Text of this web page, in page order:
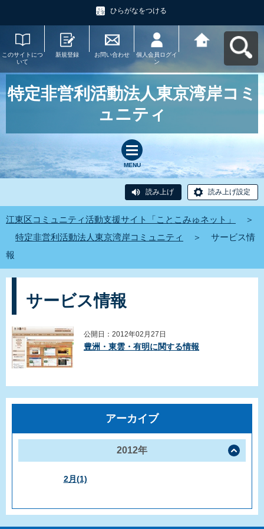
ひらがなをつける
このサイトにつ
いて
新規登録 お問い合わせ
個人会員ログイ
ン
ゅネット」へ戻
特定非営利活動法人東京湾岸コミ
ュニティ
MENU
読み上げ 読み上げ設定
江東区コミュニティ活動支援サイト「ことこみゅネット」
＞
特定非営利活動法人東京湾岸コミュニティ
＞
サービス情
報
サービス情報
公開日：2012年02月27日
豊洲・東雲・有明に関する情報
アーカイブ
2012年
2月(1)